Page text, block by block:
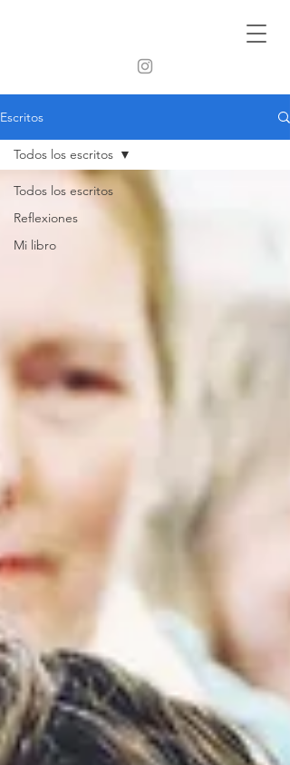
Escritos
Todos los escritos
Reflexiones
Mi libro
Todos los escritos